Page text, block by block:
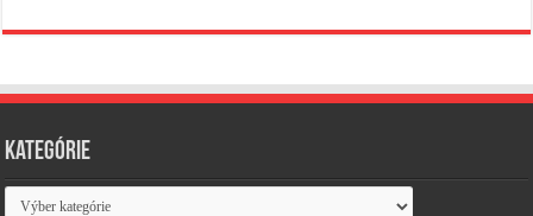
Kategórie
Kategórie